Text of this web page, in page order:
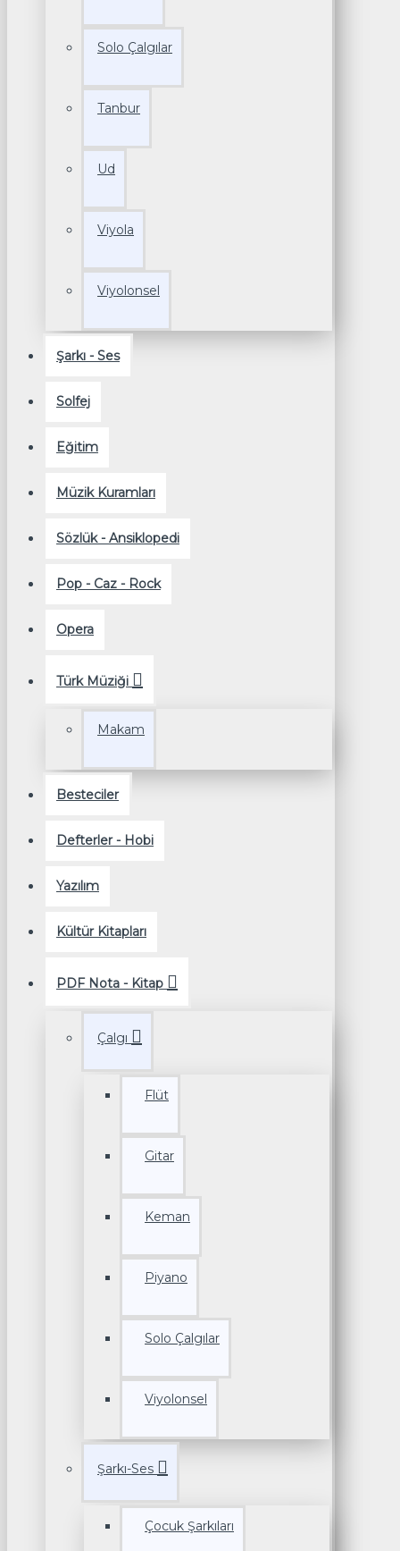
Solo Çalgılar
Tanbur
Ud
Viyola
Viyolonsel
Şarkı - Ses
Solfej
Eğitim
Müzik Kuramları
Sözlük - Ansiklopedi
Pop - Caz - Rock
Opera
Türk Müziği
Makam
Besteciler
Defterler - Hobi
Yazılım
Kültür Kitapları
PDF Nota - Kitap
Çalgı
Flüt
Gitar
Keman
Piyano
Solo Çalgılar
Viyolonsel
Şarkı-Ses
Çocuk Şarkıları